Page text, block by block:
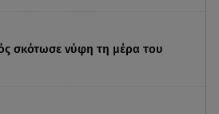
σκότωσε νύφη τη μέρα του